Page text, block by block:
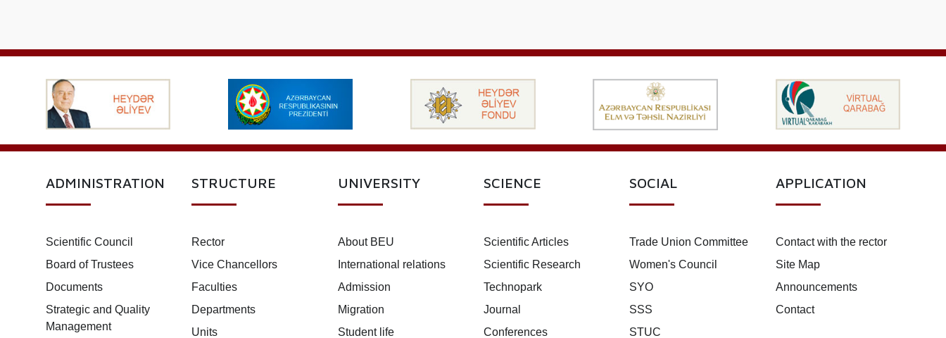
ADMINISTRATION
Scientific Council
Board of Trustees
Documents
Strategic and Quality
Management
STRUCTURE
Rector
Vice Chancellors
Faculties
Departments
Units
UNIVERSITY
About BEU
International relations
Admission
Migration
Student life
SCIENCE
Scientific Articles
Scientific Research
Technopark
Journal
Conferences
SOCIAL
Trade Union Committee
Women's Council
SYO
SSS
STUC
APPLICATION
Contact with the rector
Site Map
Announcements
Contact